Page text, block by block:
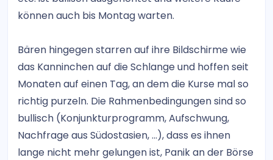
können auch bis Montag warten.
Bären hingegen starren auf ihre Bildschirme wie
das Kanninchen auf die Schlange und hoffen seit
Monaten auf einen Tag, an dem die Kurse mal so
richtig purzeln. Die Rahmenbedingungen sind so
bullisch (Konjunkturprogramm, Aufschwung,
Nachfrage aus Südostasien, ...), dass es ihnen
lange nicht mehr gelungen ist, Panik an der Börse